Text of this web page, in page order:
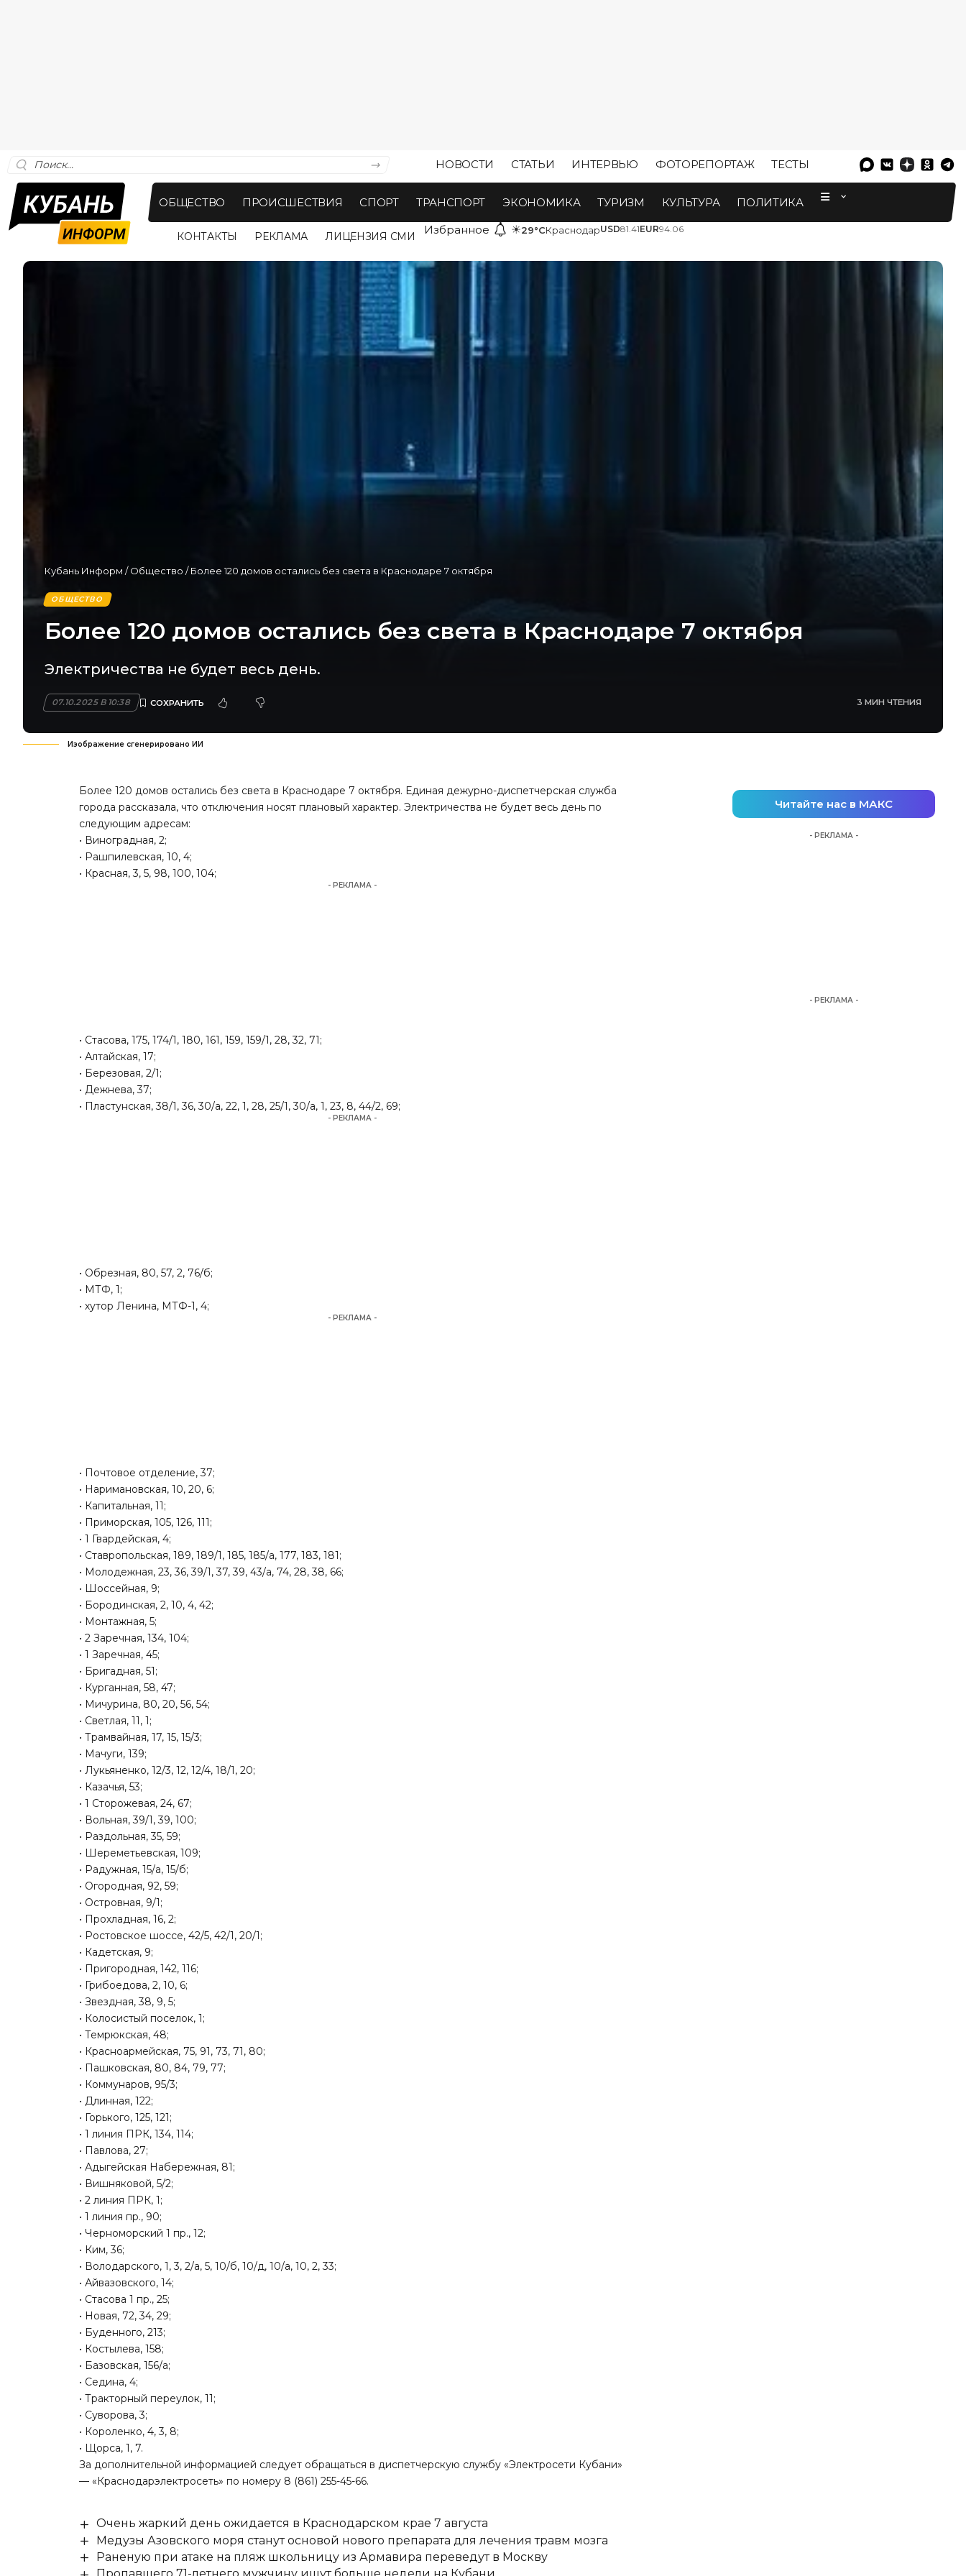
НОВОСТИ СТАТЬИ ИНТЕРВЬЮ ФОТОРЕПОРТАЖ ТЕСТЫ
ОБЩЕСТВО ПРОИСШЕСТВИЯ СПОРТ ТРАНСПОРТ ЭКОНОМИКА ТУРИЗМ КУЛЬТУРА ПОЛИТИКА
КОНТАКТЫ РЕКЛАМА ЛИЦЕНЗИЯ СМИ Избранное ☀29°CКраснодарUSD81.41EUR94.06
Кубань Информ /Общество /Более 120 домов остались без света в Краснодаре 7 октября
ОБЩЕСТВО
Более 120 домов остались без света в Краснодаре 7 октября
Электричества не будет весь день.
07.10.2025 В 10:38 3 МИН ЧТЕНИЯ
Изображение сгенерировано ИИ
Более 120 домов остались без света в Краснодаре 7 октября. Единая дежурно-диспетчерская служба
города рассказала, что отключения носят плановый характер. Электричества не будет весь день по
следующим адресам:
• Виноградная, 2;
• Рашпилевская, 10, 4;
• Красная, 3, 5, 98, 100, 104;
- РЕКЛАМА -
• Стасова, 175, 174/1, 180, 161, 159, 159/1, 28, 32, 71;
• Алтайская, 17;
• Березовая, 2/1;
• Дежнева, 37;
• Пластунская, 38/1, 36, 30/а, 22, 1, 28, 25/1, 30/а, 1, 23, 8, 44/2, 69;
- РЕКЛАМА -
• Обрезная, 80, 57, 2, 76/б;
• МТФ, 1;
• хутор Ленина, МТФ-1, 4;
- РЕКЛАМА -
• Почтовое отделение, 37;
• Наримановская, 10, 20, 6;
• Капитальная, 11;
• Приморская, 105, 126, 111;
• 1 Гвардейская, 4;
• Ставропольская, 189, 189/1, 185, 185/а, 177, 183, 181;
• Молодежная, 23, 36, 39/1, 37, 39, 43/а, 74, 28, 38, 66;
• Шоссейная, 9;
• Бородинская, 2, 10, 4, 42;
• Монтажная, 5;
• 2 Заречная, 134, 104;
• 1 Заречная, 45;
• Бригадная, 51;
• Курганная, 58, 47;
• Мичурина, 80, 20, 56, 54;
• Светлая, 11, 1;
• Трамвайная, 17, 15, 15/3;
• Мачуги, 139;
• Лукьяненко, 12/3, 12, 12/4, 18/1, 20;
• Казачья, 53;
• 1 Сторожевая, 24, 67;
• Вольная, 39/1, 39, 100;
• Раздольная, 35, 59;
• Шереметьевская, 109;
• Радужная, 15/а, 15/б;
• Огородная, 92, 59;
• Островная, 9/1;
• Прохладная, 16, 2;
• Ростовское шоссе, 42/5, 42/1, 20/1;
• Кадетская, 9;
• Пригородная, 142, 116;
• Грибоедова, 2, 10, 6;
• Звездная, 38, 9, 5;
• Колосистый поселок, 1;
• Темрюкская, 48;
• Красноармейская, 75, 91, 73, 71, 80;
• Пашковская, 80, 84, 79, 77;
• Коммунаров, 95/3;
• Длинная, 122;
• Горького, 125, 121;
• 1 линия ПРК, 134, 114;
• Павлова, 27;
• Адыгейская Набережная, 81;
• Вишняковой, 5/2;
• 2 линия ПРК, 1;
• 1 линия пр., 90;
• Черноморский 1 пр., 12;
• Ким, 36;
• Володарского, 1, 3, 2/а, 5, 10/б, 10/д, 10/а, 10, 2, 33;
• Айвазовского, 14;
• Стасова 1 пр., 25;
• Новая, 72, 34, 29;
• Буденного, 213;
• Костылева, 158;
• Базовская, 156/а;
• Седина, 4;
• Тракторный переулок, 11;
• Суворова, 3;
• Короленко, 4, 3, 8;
• Щорса, 1, 7.
За дополнительной информацией следует обращаться в диспетчерскую службу «Электросети Кубани»
— «Краснодарэлектросеть» по номеру 8 (861) 255-45-66.
Очень жаркий день ожидается в Краснодарском крае 7 августа
Медузы Азовского моря станут основой нового препарата для лечения травм мозга
Раненую при атаке на пляж школьницу из Армавира переведут в Москву
Читайте нас в МАКС
- РЕКЛАМА -
- РЕКЛАМА -